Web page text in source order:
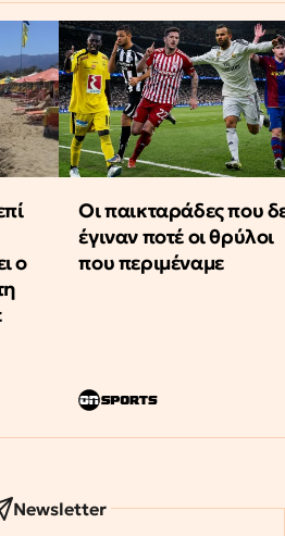
ο
Οι παικταράδες που
έγιναν ποτέ οι θρύλοι
που περιμέναμε
Newsletter